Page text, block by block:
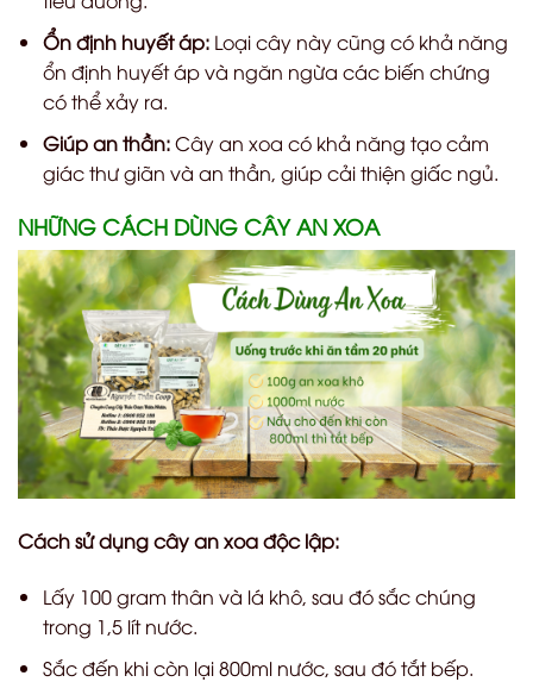
Ổn định huyết áp:Loại cây này cũng có khả năng
ổn định huyết áp và ngăn ngừa các biến chứng
có thể xảy ra.
Giúp an thần:Cây an xoa có khả năng tạo cảm
giác thư giãn và an thần, giúp cải thiện giấc ngủ.
NHỮNG CÁCH DÙNG CÂY AN XOA
Cách sử dụng cây an xoa độc lập:
Lấy 100 gram thân và lá khô, sau đó sắc chúng
trong 1,5 lít nước.
Sắc đến khi còn lại 800ml nước, sau đó tắt bếp.